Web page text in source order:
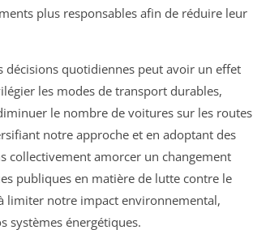
plus responsables afin de réduire leur
décisions quotidiennes peut avoir un effet
les modes de transport durables,
le nombre de voitures sur les routes
notre approche et en adoptant des
collectivement amorcer un changement
publiques en matière de lutte contre le
limiter notre impact environnemental,
systèmes énergétiques.